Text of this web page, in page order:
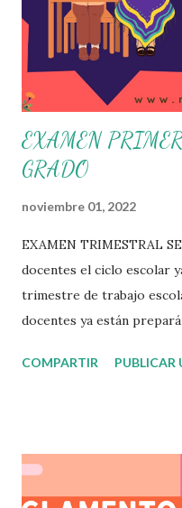
Sesión Ordinaria se les
posibles acciones a
y con la comunidad, a fin
identificadas.
EXAMEN
GRADO
noviembre 01, 2022
EXAMEN TRIMESTRAL
docentes el ciclo escolar
trimestre de trabajo
docentes ya están
por parte de nuestros
aprendizajes claves que
lograron alcanzar y de
COMPARTIR PUBLICAR